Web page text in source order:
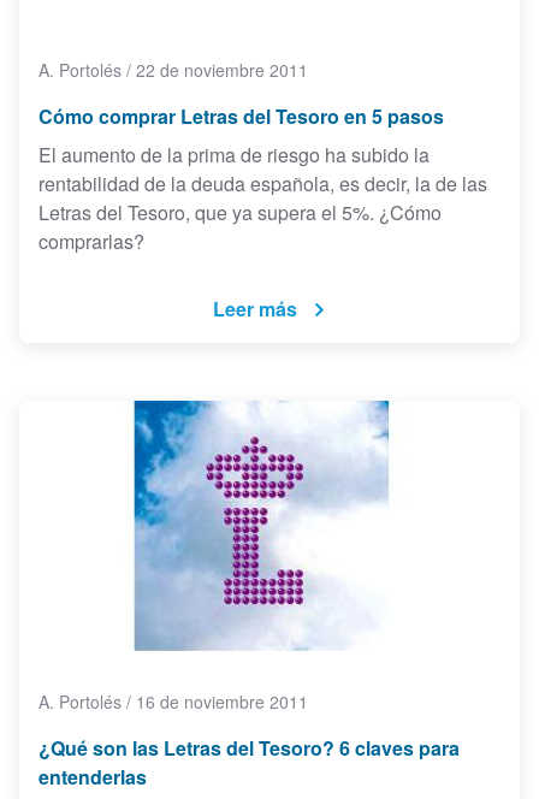
A. Portolés / 22 de noviembre 2011
Cómo comprar Letras del Tesoro en 5 pasos
El aumento de la prima de riesgo ha subido la
rentabilidad de la deuda española, es decir, la de las
Letras del Tesoro, que ya supera el 5%. ¿Cómo
comprarlas?
Leer más
A. Portolés / 16 de noviembre 2011
¿Qué son las Letras del Tesoro? 6 claves para
entenderlas